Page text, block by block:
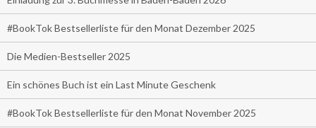
#BookTok Bestsellerliste für den Monat Dezember 2025
Die Medien-Bestseller 2025
Ein schönes Buch ist ein Last Minute Geschenk
#BookTok Bestsellerliste für den Monat November 2025